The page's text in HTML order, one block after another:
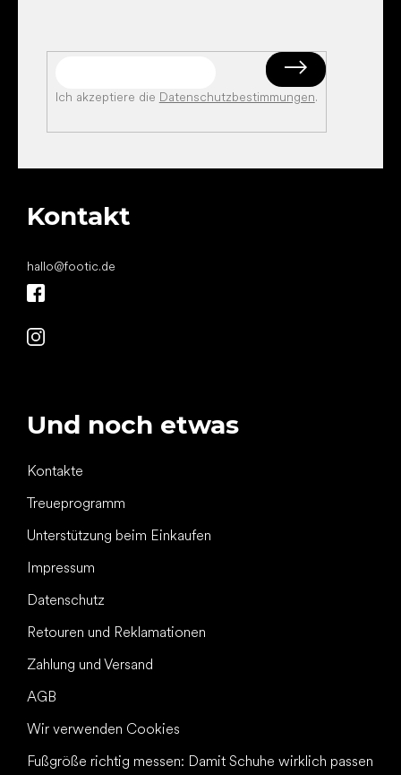
Ich akzeptiere die Datenschutzbestimmungen.
Kontakt
hallo@footic.de
Und noch etwas
Kontakte
Treueprogramm
Unterstützung beim Einkaufen
Impressum
Datenschutz
Retouren und Reklamationen
Zahlung und Versand
AGB
Wir verwenden Cookies
Fußgröße richtig messen: Damit Schuhe wirklich passen